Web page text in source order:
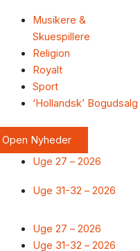
Musikere &
Skuespillere
Religion
Royalt
Sport
‘Hollandsk’ Bogudsalg
Open Nyheder
Uge 27 – 2026
Uge 31-32 – 2026
Uge 27 – 2026
Uge 31-32 – 2026